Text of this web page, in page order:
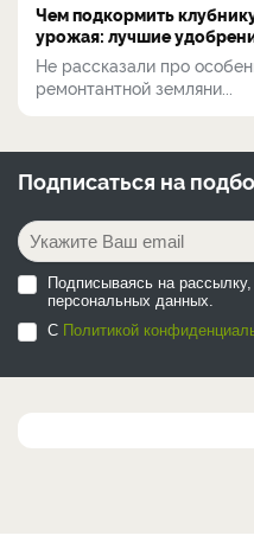
Чем подкормить
урожая: лучшие
Не рассказали про
ремонтантной земляни...
Подписаться на
Подписываясь на
персональных данных.
С Политикой